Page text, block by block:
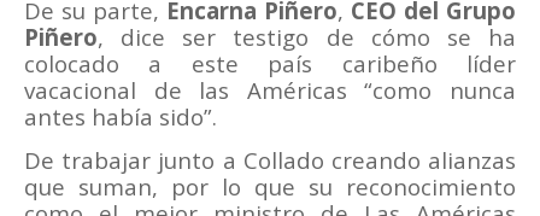
De su parte, Encarna Piñero, CEO del Grupo
Piñero, dice ser testigo de cómo se ha
colocado a este país caribeño líder
vacacional de las Américas “como nunca
antes había sido”.
De trabajar junto a Collado creando alianzas
que suman, por lo que su reconocimiento